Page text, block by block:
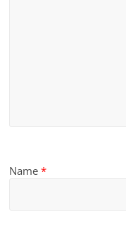
Name*